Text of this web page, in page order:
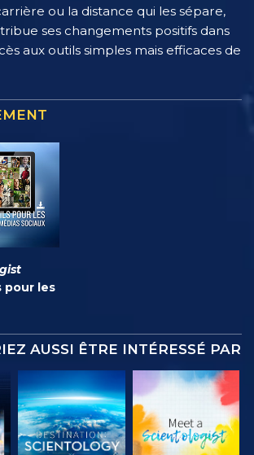
ou la distance qui les sépare,
ses changements positifs dans
aux outils simples mais efficaces de
pour les
AUSSI ÊTRE INTÉRESSÉ PAR